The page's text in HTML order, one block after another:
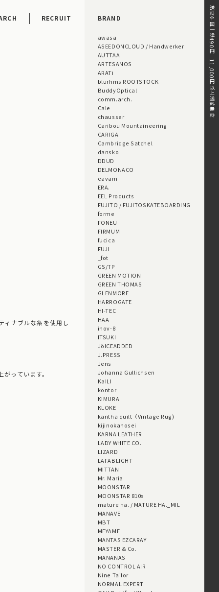
RECRUIT
ィナブルな糸を使用し
っています。
BRAND
awasa
ASEEDONCLOUD / Handwerker
AUTTAA
ARTESANOS
ARATi
blurhms ROOTSTOCK
BuddyOptical
comm.arch.
Cale
chausser
Caribou Mountaineering
CARIGA
Cambridge Satchel
dansko
DDUD
DELMONACO
eavam
ERA.
EEL Products
FUJITO / FUJITOSKATEBOARDING
forme
FONEU
FIRMUM
fucica
FUJI
_fot
GS/TP
GREEN MOTION
GREEN THOMAS
GLENMORE
HARROGATE
HI-TEC
HAA
inov-8
ITSUKI
JöICEADDED
J.PRESS
Jens
Johanna Gullichsen
KaILI
kontor
KIMURA
KLOKE
kantha quilt（Vintage Rug)
kijinokanosei
KARNA LEATHER
LADY WHITE CO.
LIZARD
LAFABLIGHT
MITTAN
Mr. Maria
MOONSTAR
MOONSTAR 810s
mature ha. / MATURE HA._MIL
MANAVE
MBT
MEYAME
MANTAS EZCARAY
MASTER & Co.
MANANAS
NO CONTROL AIR
Nine Tailor
NORMAL EXPERT
送料全国一律490円。11,000円以上送料無料。